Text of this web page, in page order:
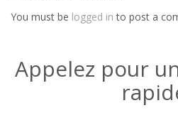
You must be logged in to post a
Appelez pour